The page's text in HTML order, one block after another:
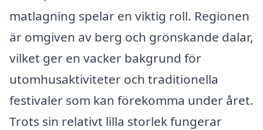
matlagning spelar en viktig roll. Regionen
är omgiven av berg och grönskande dalar,
vilket ger en vacker bakgrund för
utomhusaktiviteter och traditionella
festivaler som kan förekomma under året.
Trots sin relativt lilla storlek fungerar